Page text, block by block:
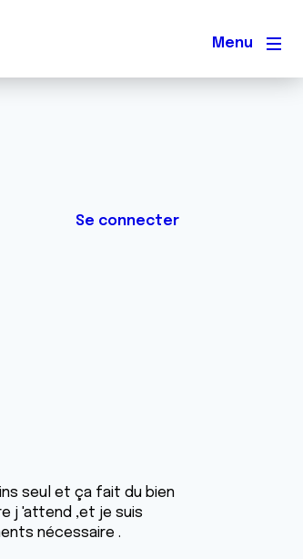
Menu
Se connecter
seul et ça fait du bien
j 'attend ,et je suis
nécessaire .